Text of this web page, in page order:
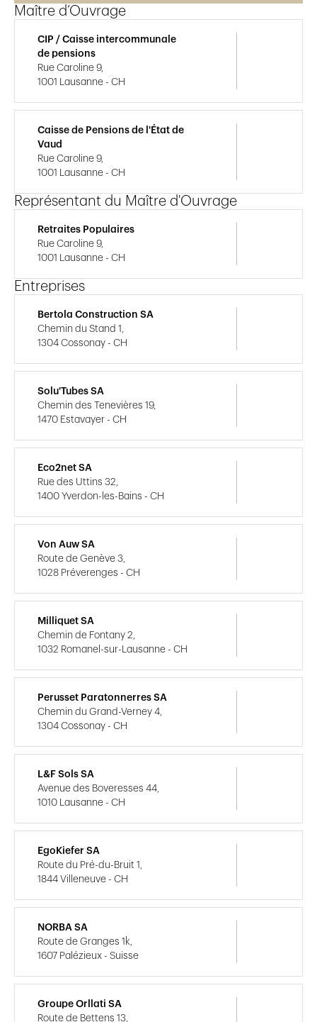
Maître d’Ouvrage
CIP / Caisse intercommunale
de pensions
Rue Caroline 9,
1001 Lausanne - CH
Caisse de Pensions de l'État de
Vaud
Rue Caroline 9,
1001 Lausanne - CH
Représentant du Maître d'Ouvrage
Retraites Populaires
Rue Caroline 9,
1001 Lausanne - CH
Entreprises
Bertola Construction SA
Chemin du Stand 1,
1304 Cossonay - CH
Solu'Tubes SA
Chemin des Tenevières 19,
1470 Estavayer - CH
Eco2net SA
Rue des Uttins 32,
1400 Yverdon-les-Bains - CH
Von Auw SA
Route de Genève 3,
1028 Préverenges - CH
Milliquet SA
Chemin de Fontany 2,
1032 Romanel-sur-Lausanne - CH
Perusset Paratonnerres SA
Chemin du Grand-Verney 4,
1304 Cossonay - CH
L&F Sols SA
Avenue des Boveresses 44,
1010 Lausanne - CH
EgoKiefer SA
Route du Pré-du-Bruit 1,
1844 Villeneuve - CH
NORBA SA
Route de Granges 1k,
1607 Palézieux - Suisse
Groupe Orllati SA
Route de Bettens 13,